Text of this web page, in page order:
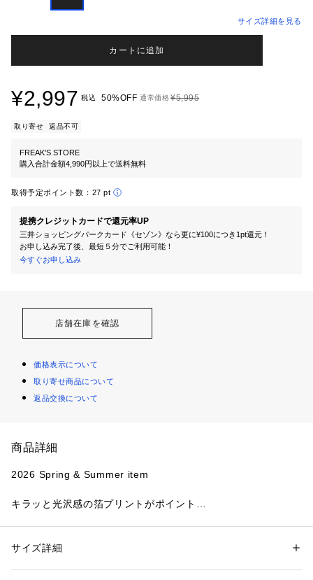
サイズ詳細を見る
カートに追加
¥2,997 税込 50%OFF 通常価格¥5,995
取り寄せ 返品不可
FREAK'S STORE
購入合計金額4,990円以上で送料無料
取得予定ポイント数： 27 pt
提携クレジットカードで還元率UP
三井ショッピングパークカード《セゾン》なら更に¥100につき1pt還元！
お申し込み完了後、最短５分でご利用可能！
今すぐお申し込み
店舗在庫を確認
価格表示について
取り寄せ商品について
返品交換について
商品詳細
2026 Spring & Summer item
キラッと光沢感の箔プリントがポイント
●主張しすぎないデザインで、カジュアルながら女性らしい雰
性別：レディース
素材：綿74% ポリエステル26％
サイズ詳細